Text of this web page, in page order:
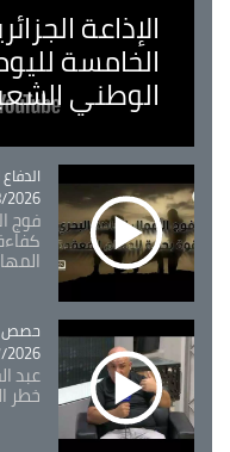
الإذاعة
الخامسة
الوطني
الدفاع
- 12:10
فوج
Catégorie
حصص
- 09:49
عبد
خطر